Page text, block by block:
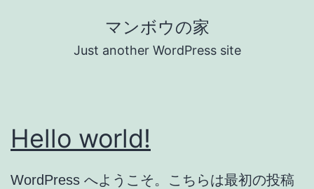
へ
ス
キ
マンボウの家
Just another WordPress site
Hello world!
WordPress へようこそ。こちらは最初の投稿